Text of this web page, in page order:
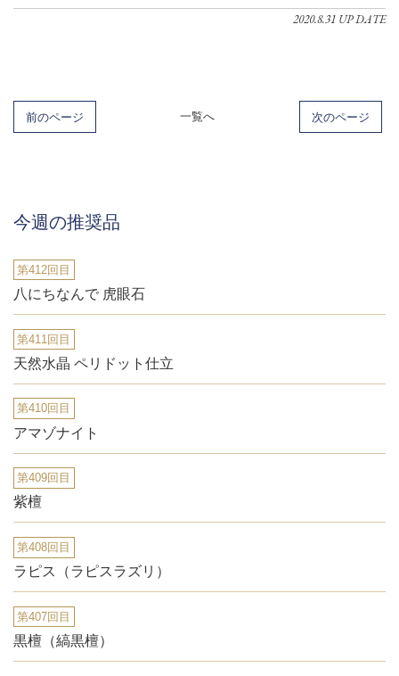
2020.8.31 UP DATE
前のページ 一覧へ 次のページ
今週の推奨品
第412回目
八にちなんで 虎眼石
第411回目
天然水晶 ペリドット仕立
第410回目
アマゾナイト
第409回目
紫檀
第408回目
ラピス（ラピスラズリ）
第407回目
黒檀（縞黒檀）